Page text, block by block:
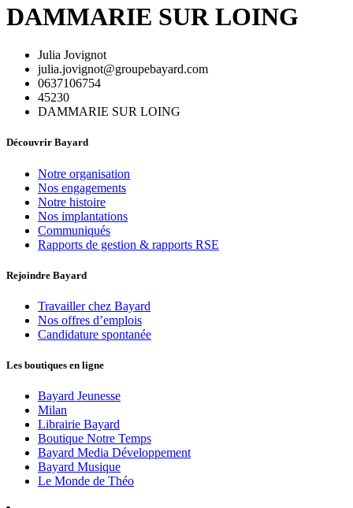
DAMMARIE SUR LOING
Julia Jovignot
julia.jovignot@groupebayard.com
0637106754
45230
DAMMARIE SUR LOING
Découvrir Bayard
Notre organisation
Nos engagements
Notre histoire
Nos implantations
Communiqués
Rapports de gestion & rapports RSE
Rejoindre Bayard
Travailler chez Bayard
Nos offres d’emplois
Candidature spontanée
Les boutiques en ligne
Bayard Jeunesse
Milan
Librairie Bayard
Boutique Notre Temps
Bayard Media Développement
Bayard Musique
Le Monde de Théo